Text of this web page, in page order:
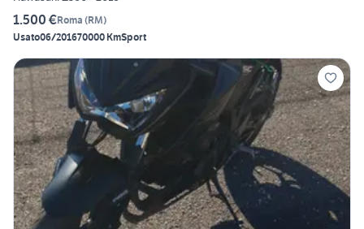
1.500 €Roma (RM)
Usato06/201670000 KmSport